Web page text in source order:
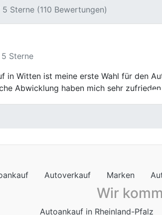
Sterne (110 Bewertungen)
Sterne
und genau so war auch der
Wir
Autoankauf in Rheinland-Pfalz